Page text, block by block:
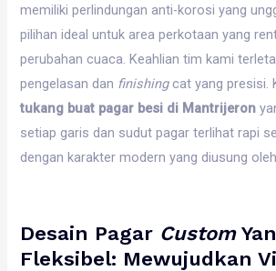
memiliki perlindungan anti-korosi yang
pilihan ideal untuk area perkotaan yang
perubahan cuaca. Keahlian tim kami
pengelasan dan finishingcat yang presisi.
tukang buat pagar besi di Mantrijeron
setiap garis dan sudut pagar terlihat rapi
dengan karakter modern yang diusung
Desain Pagar Custom
Fleksibel: Mewujudkan